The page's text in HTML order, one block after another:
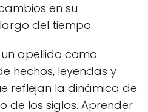
en su
del tiempo.
apellido como
hechos, leyendas y
reflejan la dinámica de
de los siglos. Aprender